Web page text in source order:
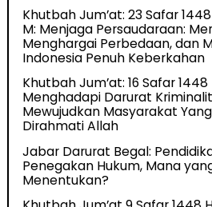
Khutbah Jum’at: 23 Safar
M: Menjaga Persaudaraan:
Menghargai Perbedaan, dan
Indonesia Penuh Keberkahan
Khutbah Jum’at: 16 Safar 1448
Menghadapi Darurat
Mewujudkan Masyarakat
Dirahmati Allah
Jabar Darurat Begal:
Penegakan Hukum, Mana
Menentukan?